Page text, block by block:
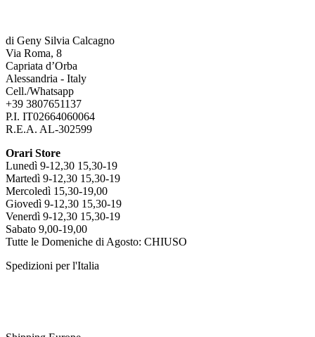
di Geny Silvia Calcagno
Via Roma, 8
Capriata d’Orba
Alessandria - Italy
Cell./Whatsapp
+39 3807651137
P.I. IT02664060064
R.E.A. AL-302599
Orari Store
Lunedì 9-12,30 15,30-19
Martedì 9-12,30 15,30-19
Mercoledì 15,30-19,00
Giovedì 9-12,30 15,30-19
Venerdì 9-12,30 15,30-19
Sabato 9,00-19,00
Tutte le Domeniche di Agosto: CHIUSO
Spedizioni per l'Italia